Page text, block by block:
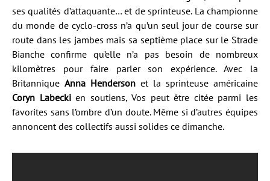
ses qualités d’attaquante… et de sprinteuse. La championne
du monde de cyclo-cross n’a qu’un seul jour de course sur
route dans les jambes mais sa septième place sur le Strade
Bianche confirme qu’elle n’a pas besoin de nombreux
kilomètres pour faire parler son expérience. Avec la
Britannique Anna Henderson et la sprinteuse américaine
Coryn Labeckien soutiens, Vos peut être citée parmi les
favorites sans l’ombre d’un doute. Même si d’autres équipes
annoncent des collectifs aussi solides ce dimanche.